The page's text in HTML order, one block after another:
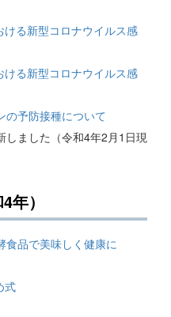
る新型コロナウイルス感
る新型コロナウイルス感
の予防接種について
しました（令和4年2月1日現
年）
食品で美味しく健康に
式